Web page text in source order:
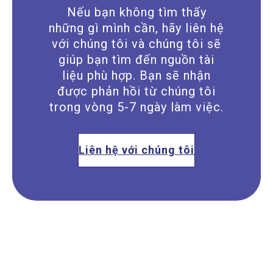
Nếu bạn không tìm thấy
những gì mình cần, hãy liên hệ
với chúng tôi và chúng tôi sẽ
giúp bạn tìm đến nguồn tài
liệu phù hợp. Bạn sẽ nhận
được phản hồi từ chúng tôi
trong vòng 5-7 ngày làm việc.
Liên hệ với chúng tôi